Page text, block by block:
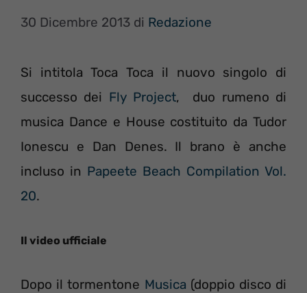
30 Dicembre 2013 di Redazione
Si intitola Toca Toca il nuovo singolo di
successo dei Fly Project, duo rumeno di
musica Dance e House costituito da Tudor
Ionescu e Dan Denes. Il brano è anche
incluso in Papeete Beach Compilation Vol.
20.
Il video ufficiale
Dopo il tormentone Musica (doppio disco di